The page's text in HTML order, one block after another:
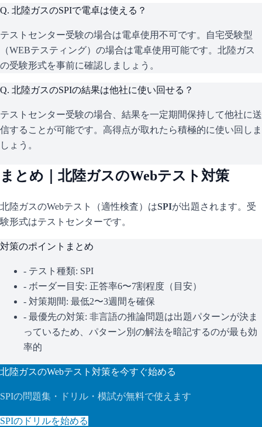
Q. 北陸ガスのSPIで電卓は使える？
テストセンター受験の場合は電卓使用不可です。自宅受験型
（WEBテスティング）の場合は電卓使用可能です。北陸ガス
の受験形式を事前に確認しましょう。
Q. 北陸ガスのSPIの結果は他社に使い回せる？
テストセンター受験の場合、結果を一定期間保持して他社に送
信することが可能です。高得点が取れたら積極的に使い回しま
しょう。
まとめ｜ 北陸ガスのWebテスト対策
北陸ガスのWebテスト（適性検査）はSPIが出題されます。 受
験形式はテストセンターです。
対策のポイントまとめ
- テスト種類: SPI
- ボーダー目安: 正答率6〜7割程度（目安）
- 対策期間: 最低2〜3週間を確保
- 最優先の対策: 非言語の推論問題は出題パターンが決ま
っているため、パターン別の解法を暗記するのが最も効
率的
北陸ガスのWebテスト対策を今すぐ始める
SPIの問題集・ドリル・模試が無料で使えます
SPIのドリルを始める